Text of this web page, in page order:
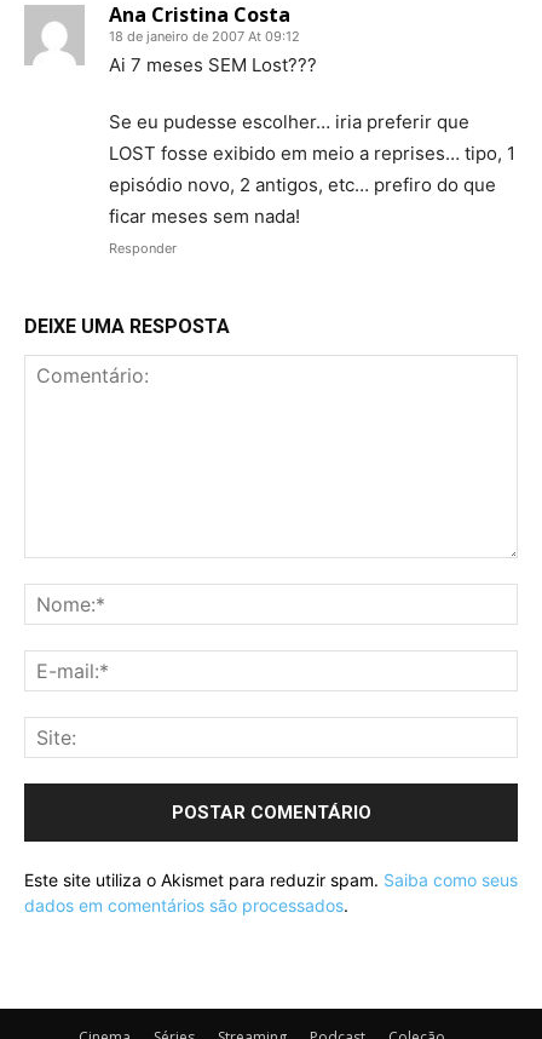
Ana Cristina Costa
18 de janeiro de 2007 At 09:12
Ai 7 meses SEM Lost???
Se eu pudesse escolher… iria preferir que
LOST fosse exibido em meio a reprises… tipo, 1
episódio novo, 2 antigos, etc… prefiro do que
ficar meses sem nada!
Responder
DEIXE UMA RESPOSTA
Este site utiliza o Akismet para reduzir spam. Saiba como seus
dados em comentários são processados.